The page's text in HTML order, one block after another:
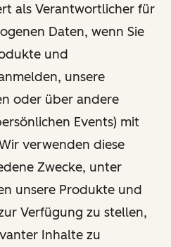
als Verantwortlicher für
Daten, wenn Sie
und
unsere
oder über andere
Events) mit
verwenden diese
Zwecke, unter
unsere Produkte und
Verfügung zu stellen,
Inhalte zu